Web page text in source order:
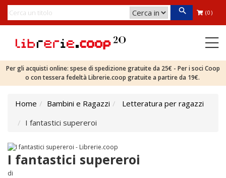
(0)
Per gli acquisti online: spese di spedizione gratuite da 25€ - Per i soci Coop
o con tessera fedeltà Librerie.coop gratuite a partire da 19€.
Home Bambini e Ragazzi
Letteratura per ragazzi
I fantastici supereroi
I fantastici supereroi
di